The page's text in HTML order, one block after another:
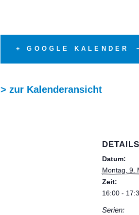
+ GOOGLE KALENDER
> zur Kalenderansicht
DETAILS
Datum:
Montag, 9.
Zeit:
16:00 -
Serien: